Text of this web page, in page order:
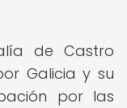
de Castro
Galicia y su
por las